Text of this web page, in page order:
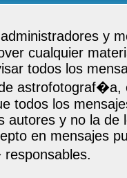
y
cualquier
todos los
astrofotograf�a,
todos los
autores y no la
en mensajes